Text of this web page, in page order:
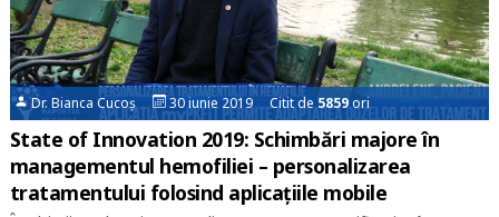
Dr. Bianca Cucoș 30 iunie 2019 Citit de5859ori
State of Innovation 2019: Schimbări majore în
managementul hemofiliei – personalizarea
tratamentului folosind aplicațiile mobile